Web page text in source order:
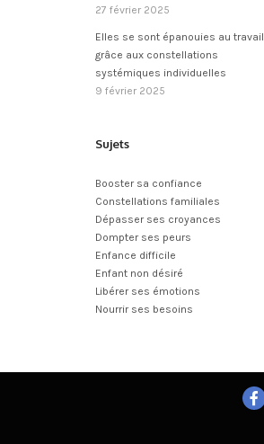
27 février 2025
Elles se sont épanouies au travail
grâce aux constellations
systémiques individuelles
9 février 2025
Sujets
Booster sa confiance
Constellations familiales
Dépasser ses croyances
Dompter ses peurs
Enfance difficile
Enfant non désiré
Libérer ses émotions
Nourrir ses besoins